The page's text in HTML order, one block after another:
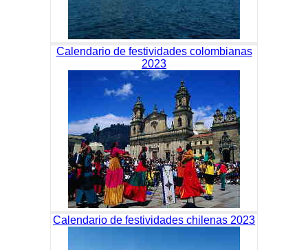
Calendario de festividades colombianas
2023
Calendario de festividades chilenas 2023